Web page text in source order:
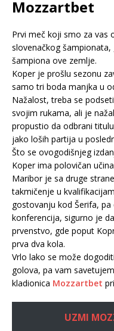
Mozzartbet
Prvi meč koji smo za vas
slovenačkog
šampiona ove zemlje.
Koper je prošlu sezonu
samo tri boda manjka u
Nažalost, treba se
svojim rukama, ali je
propustio da odbrani
jako loših partija u
Što se ovogodišnjeg
Koper ima polovičan
Maribor je sa druge
takmičenje u
gostovanju kod Šerifa,
konferencija, sigurno je
prvenstvo, gde poput
prva dva kola.
Vrlo lako se može
golova, pa vam
kladionica Mozzartbet
UZMI